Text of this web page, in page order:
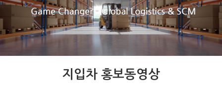
지입차 홍보동영상